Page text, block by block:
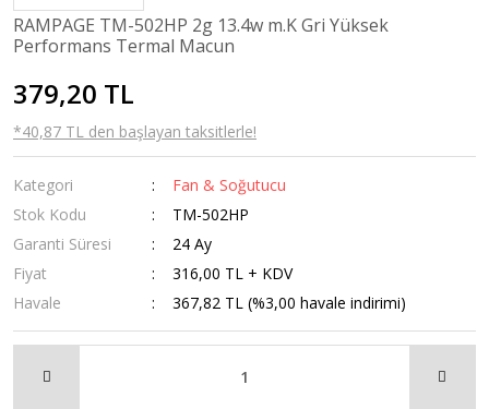
RAMPAGE TM-502HP 2g 13.4w m.K Gri Yüksek
Performans Termal Macun
379,20 TL
*40,87 TL den başlayan taksitlerle!
Kategori
Fan & Soğutucu
Stok Kodu
TM-502HP
Garanti Süresi
24 Ay
Fiyat
316,00 TL + KDV
Havale
367,82 TL (%3,00 havale indirimi)